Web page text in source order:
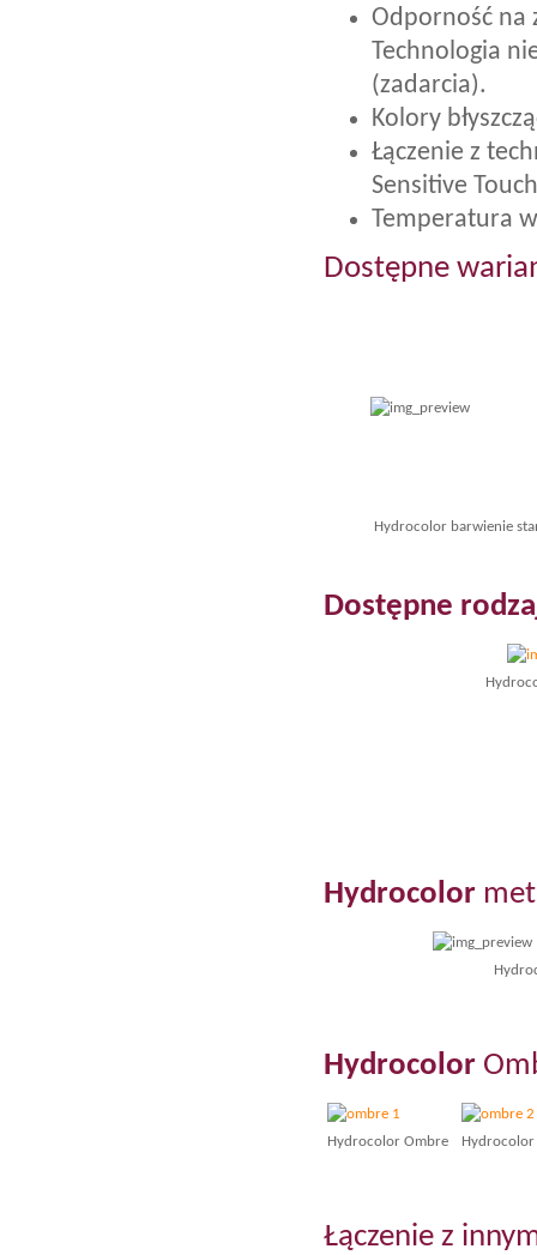
Odporność na
Technologia
(zadarcia).
Kolory
Łączenie z
Sensitive
Temperatura
Dostępne
Hydrocolor barwienie
Dostępne
Hydrocolor
Hydrocolor
Hydrocolor
Hydrocolor Ombre Hydrocolor
Łączenie z